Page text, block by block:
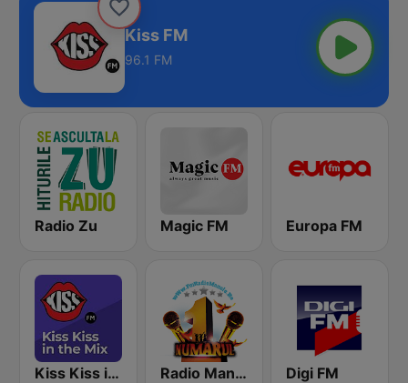
Kiss FM
96.1 FM
Radio Zu Magic FM Europa FM
Kiss Kiss in the Mix Radio Radio Manele Digi FM